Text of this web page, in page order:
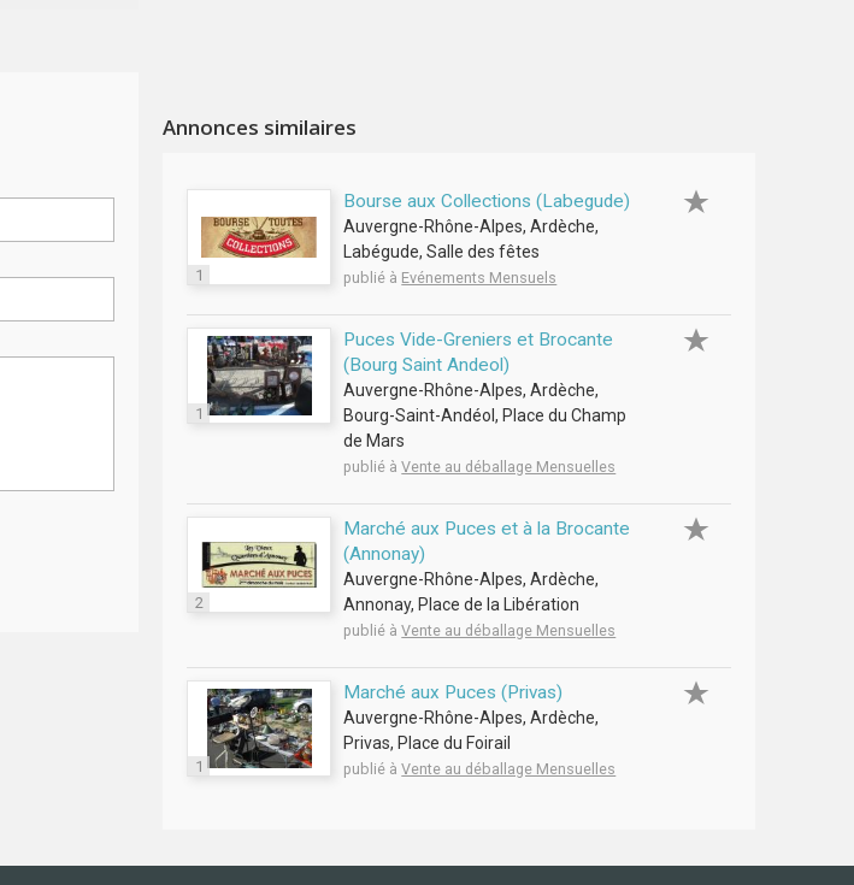
Annonces similaires
1
Bourse aux Collections (Labegude)
Auvergne-Rhône-Alpes, Ardèche,
Labégude, Salle des fêtes
publié à Evénements Mensuels
1
Puces Vide-Greniers et Brocante
(Bourg Saint Andeol)
Auvergne-Rhône-Alpes, Ardèche,
Bourg-Saint-Andéol, Place du Champ
de Mars
publié àVente au déballage Mensuelles
2
Marché aux Puces et à la Brocante
(Annonay)
Auvergne-Rhône-Alpes, Ardèche,
Annonay, Place de la Libération
publié àVente au déballage Mensuelles
1
Marché aux Puces (Privas)
Auvergne-Rhône-Alpes, Ardèche,
Privas, Place du Foirail
publié àVente au déballage Mensuelles